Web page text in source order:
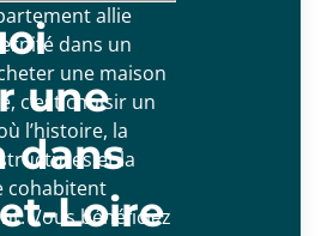
allie
dans un
une maison
c’est choisir un
l’histoire, la
et la
cohabitent
Vous bénéficiez
une
dans
Loire